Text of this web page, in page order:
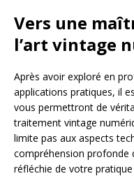
Vers une
l’art vintage
Après avoir exploré en
applications pratiques, il
vous permettront de
traitement vintage
limite pas aux aspects
compréhension profonde
réfléchie de votre